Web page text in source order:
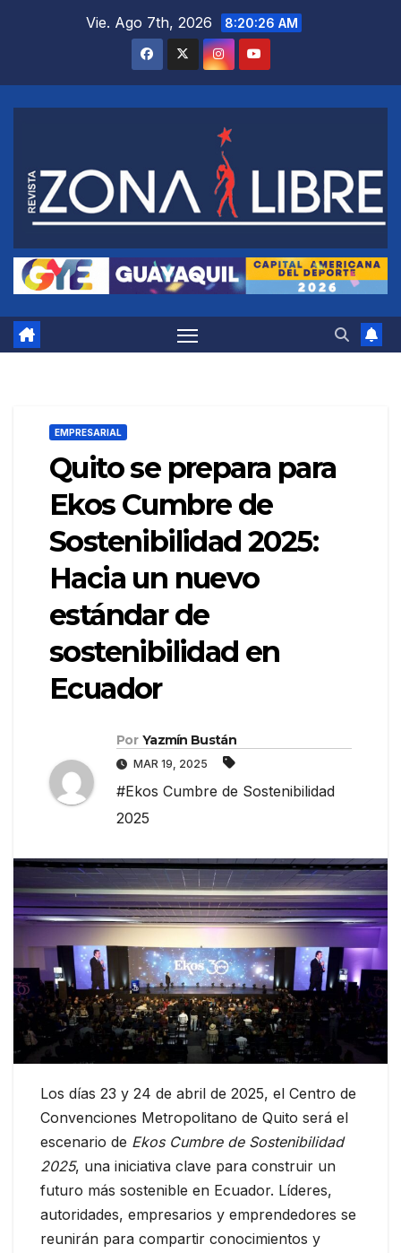
Vie. Ago 7th, 2026 8:20:27 AM
EMPRESARIAL
Quito se prepara para
Ekos Cumbre de
Sostenibilidad 2025:
Hacia un nuevo
estándar de
sostenibilidad en
Ecuador
Por Yazmín Bustán
MAR 19, 2025
#Ekos Cumbre de Sostenibilidad
2025
Los días 23 y 24 de abril de 2025, el Centro de
Convenciones Metropolitano de Quito será el
escenario de Ekos Cumbre de Sostenibilidad
2025, una iniciativa clave para construir un
futuro más sostenible en Ecuador. Líderes,
autoridades, empresarios y emprendedores se
reunirán para compartir conocimientos y